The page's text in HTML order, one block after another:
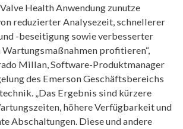
Health Anwendung zunutze
reduzierter Analysezeit, schnellerer
-beseitigung sowie verbesserter
profitieren“,
Millan, Software-Produktmanager
des Emerson Geschäftsbereichs
„Das Ergebnis sind kürzere
höhere Verfügbarkeit und
Abschaltungen. Diese und andere